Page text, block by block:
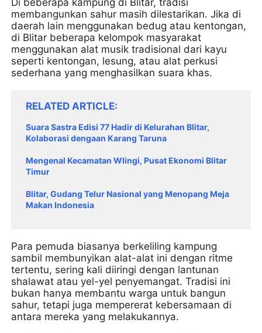
membangunkan sahur masih dilestarikan. Jika di
daerah lain menggunakan bedug atau kentongan,
di Blitar beberapa kelompok masyarakat
menggunakan alat musik tradisional dari kayu
seperti kentongan, lesung, atau alat perkusi
sederhana yang menghasilkan suara khas.
RELATED ARTICLE
Suara Sastra Edisi 77 Hadir di Kelurahan Blitar,
Kolaborasi dengaan Karang Taruna
Mengenal Kecamatan Wlingi, Pusat Ekonomi Blitar
Timur
Blitar, Gudang Telur Nasional yang Menopang Meja
Makan Indonesia
Para pemuda biasanya berkeliling kampung
sambil membunyikan alat-alat ini dengan ritme
tertentu, sering kali diiringi dengan lantunan
shalawat atau yel-yel penyemangat. Tradisi ini
bukan hanya membantu warga untuk bangun
sahur, tetapi juga mempererat kebersamaan di
antara mereka yang melakukannya.